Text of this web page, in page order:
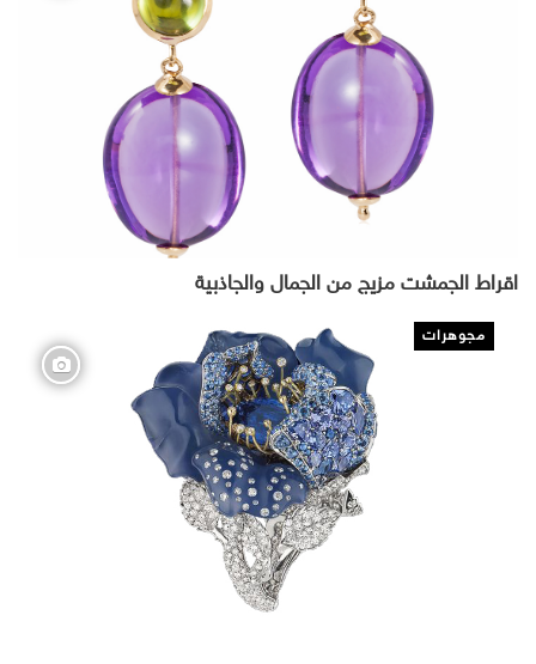
اقراط الجمشت مزيج من الجمال والجاذبية
مجوهرات